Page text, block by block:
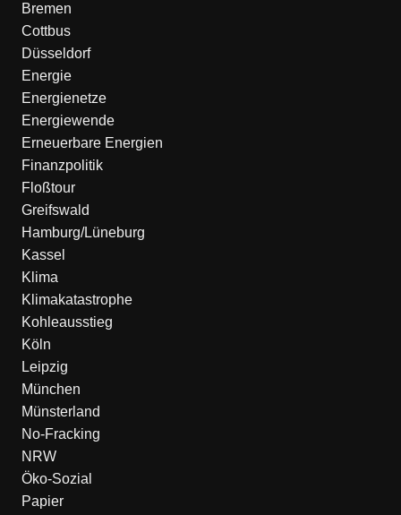
Bremen
Cottbus
Düsseldorf
Energie
Energienetze
Energiewende
Erneuerbare Energien
Finanzpolitik
Floßtour
Greifswald
Hamburg/Lüneburg
Kassel
Klima
Klimakatastrophe
Kohleausstieg
Köln
Leipzig
München
Münsterland
No-Fracking
NRW
Öko-Sozial
Papier